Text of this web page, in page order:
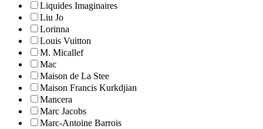
Liquides Imaginaires
Liu Jo
Lorinna
Louis Vuitton
M. Micallef
Mac
Maison de La Stee
Maison Francis Kurkdjian
Mancera
Marc Jacobs
Marc-Antoine Barrois